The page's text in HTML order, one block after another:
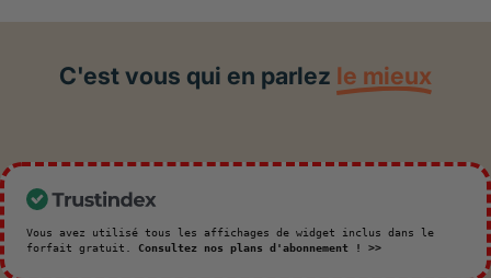
C'est vous qui en parlez le mieux
Vous avez utilisé tous les affichages de widget inclus dans le
forfait gratuit. Consultez nos plans d'abonnement ! >>